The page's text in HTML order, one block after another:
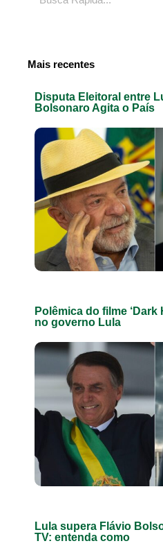
Mais recentes
Disputa Eleitoral entre
Bolsonaro Agita o País
Polêmica do filme
no governo Lula
Lula supera Flávio
TV: entenda como